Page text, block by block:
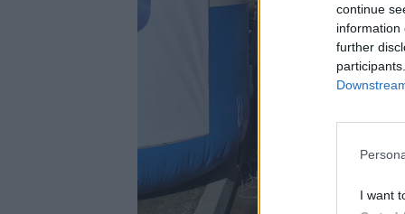
continue
information
further
I want